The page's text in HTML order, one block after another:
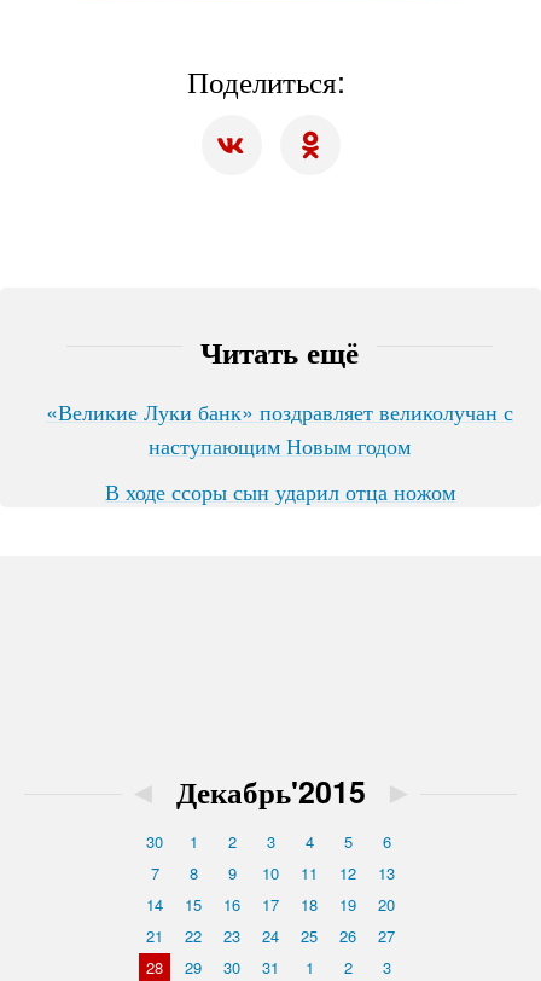
Поделиться:
Читать ещё
«Великие Луки банк» поздравляет великолучан с
наступающим Новым годом
В ходе ссоры сын ударил отца ножом
◄ Декабрь'2015 ►
30 1 2 3 4 5
6
7
8 9 10 11 12
13
14
15 16 17 18 19
20
21
22 23 24 25 26
27
28
29 30 31 1 2 3